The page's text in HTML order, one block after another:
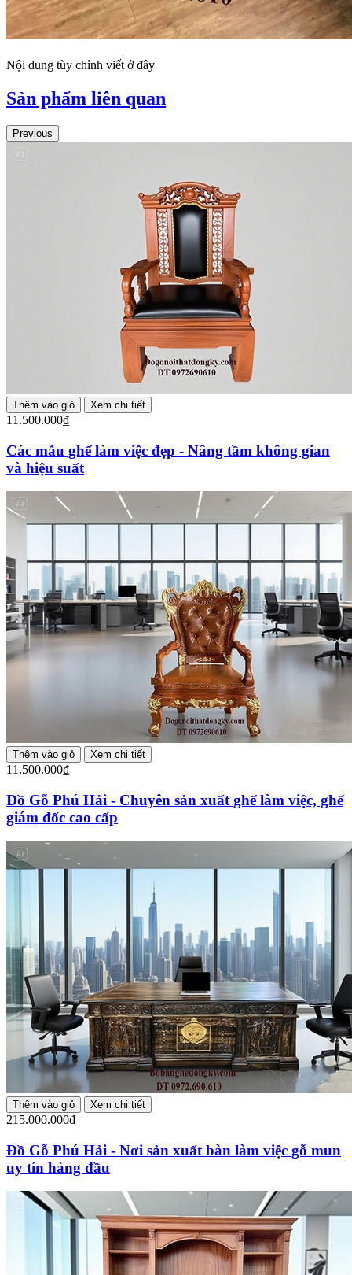
Nội dung tùy chỉnh viết ở đây
Sản phẩm liên quan
Previous
Thêm vào giỏ Xem chi tiết
11.500.000₫
Các mẫu ghế làm việc đẹp - Nâng tầm không gian
và hiệu suất
Thêm vào giỏ Xem chi tiết
11.500.000₫
Đồ Gỗ Phú Hải - Chuyên sản xuất ghế làm việc, ghế
giám đốc cao cấp
Thêm vào giỏ Xem chi tiết
215.000.000₫
Đồ Gỗ Phú Hải - Nơi sản xuất bàn làm việc gỗ mun
uy tín hàng đầu